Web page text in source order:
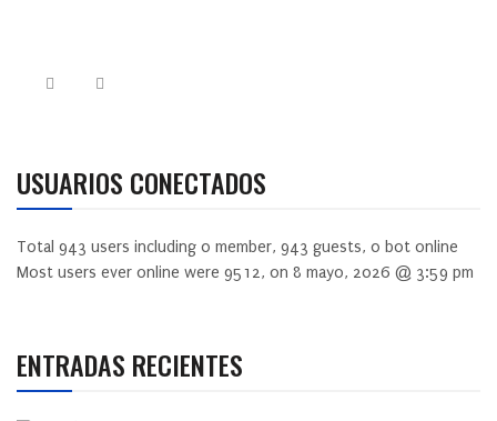
USUARIOS CONECTADOS
Total 943 users including 0 member, 943 guests, 0 bot online
Most users ever online were 9512, on 8 mayo, 2026 @ 3:59 pm
ENTRADAS RECIENTES